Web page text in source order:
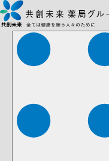
株式会社ファーマみらい